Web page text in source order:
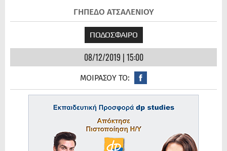
ΓΗΠΕΔΟ ΑΤΣΑΛΕΝΙΟΥ
ΠΟΔΟΣΦΑΙΡΟ
08/12/2019 | 15:00
ΜΟΙΡΑΣΟΥ ΤΟ: